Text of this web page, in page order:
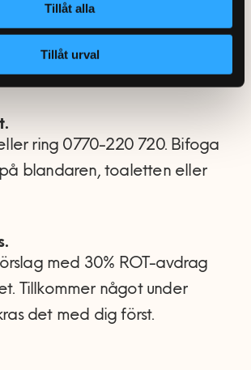
Tillåt alla
Tillåt urval
till när du bokar
ring 0770-220 720. Bifoga
blandaren, toaletten eller
med 30% ROT-avdrag
Tillkommer något under
det med dig först.